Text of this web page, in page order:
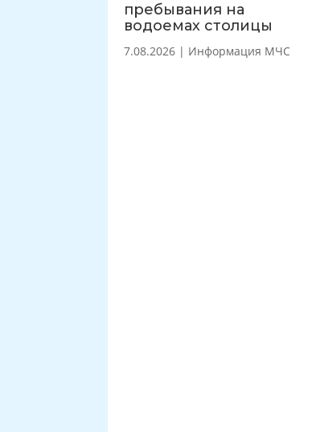
пребывания на
водоемах столицы
7.08.2026 | Информация МЧС